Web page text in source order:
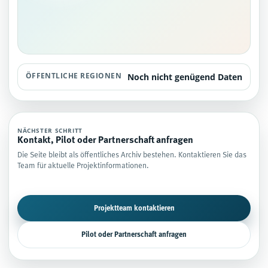
ÖFFENTLICHE REGIONEN Noch nicht genügend Daten
NÄCHSTER SCHRITT
Kontakt, Pilot oder Partnerschaft anfragen
Die Seite bleibt als öffentliches Archiv bestehen. Kontaktieren Sie das
Team für aktuelle Projektinformationen.
Projektteam kontaktieren
Pilot oder Partnerschaft anfragen